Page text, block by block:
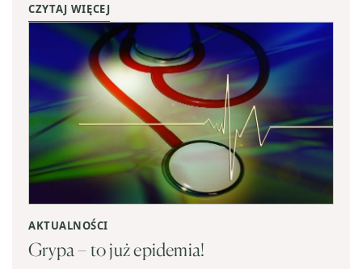
CZYTAJ WIĘCEJ
AKTUALNOŚCI
Grypa – to już epidemia!